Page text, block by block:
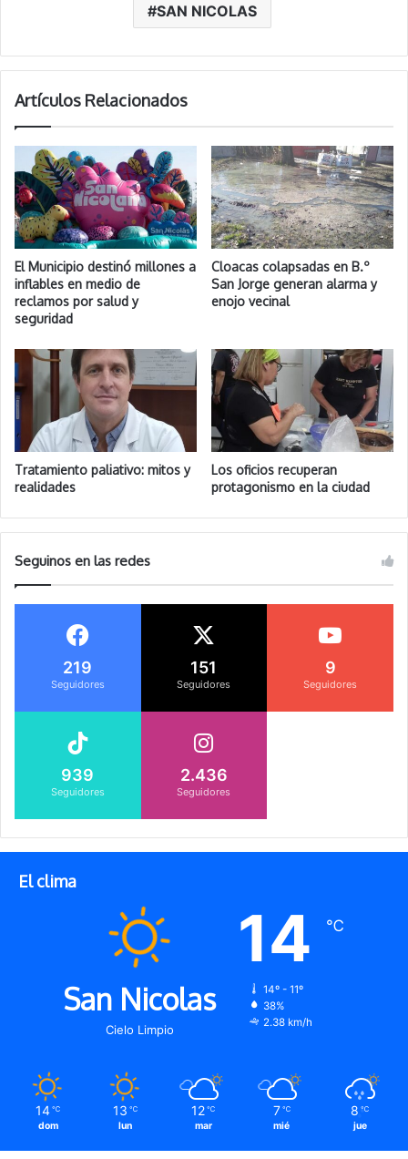
SAN NICOLAS
Artículos Relacionados
El Municipio destinó millones a
inflables en medio de
reclamos por salud y
seguridad
Cloacas colapsadas en B.º
San Jorge generan alarma y
enojo vecinal
Tratamiento paliativo: mitos y
realidades
Los oficios recuperan
protagonismo en la ciudad
Seguinos en las redes
219
Seguidores
151
Seguidores
9
Seguidores
939
Seguidores
2.436
Seguidores
El clima
San Nicolas
Cielo Limpio
14 ℃
14º - 11º
38%
2.38 km/h
14 ℃
dom
13 ℃
lun
12 ℃
mar
7 ℃
mié
8 ℃
jue